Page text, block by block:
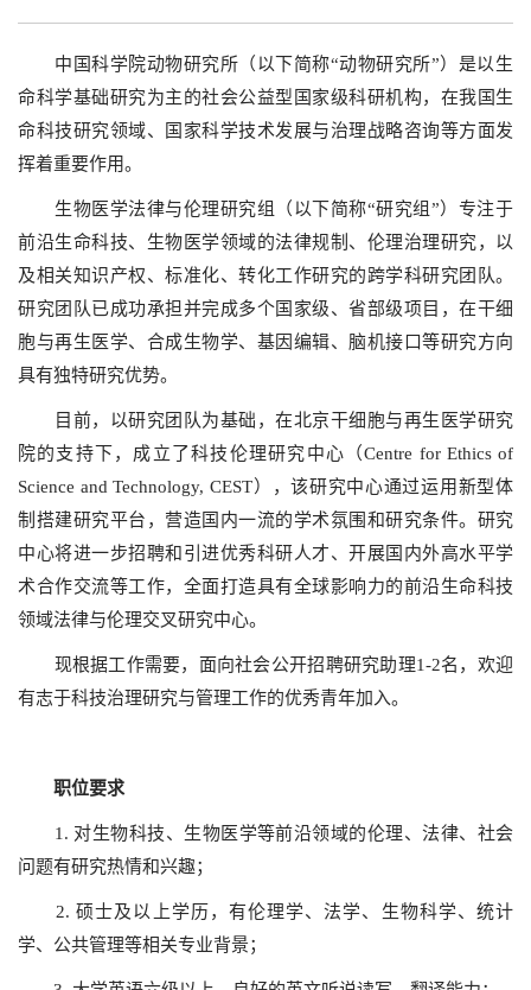
中国科学院动物研究所（以下简称“动物研究所”）是以生
命科学基础研究为主的社会公益型国家级科研机构，在我国生
命科技研究领域、国家科学技术发展与治理战略咨询等方面发
挥着重要作用。
生物医学法律与伦理研究组（以下简称“研究组”）专注于
前沿生命科技、生物医学领域的法律规制、伦理治理研究，以
及相关知识产权、标准化、转化工作研究的跨学科研究团队。
研究团队已成功承担并完成多个国家级、省部级项目，在干细
胞与再生医学、合成生物学、基因编辑、脑机接口等研究方向
具有独特研究优势。
目前，以研究团队为基础，在北京干细胞与再生医学研究
院的支持下，成立了科技伦理研究中心（Centre for Ethics of
Science and Technology, CEST），该研究中心通过运用新型体
制搭建研究平台，营造国内一流的学术氛围和研究条件。研究
中心将进一步招聘和引进优秀科研人才、开展国内外高水平学
术合作交流等工作，全面打造具有全球影响力的前沿生命科技
领域法律与伦理交叉研究中心。
现根据工作需要，面向社会公开招聘研究助理1-2名，欢迎
有志于科技治理研究与管理工作的优秀青年加入。
职位要求
1. 对生物科技、生物医学等前沿领域的伦理、法律、社会
问题有研究热情和兴趣；
2. 硕士及以上学历，有伦理学、法学、生物科学、统计
学、公共管理等相关专业背景；